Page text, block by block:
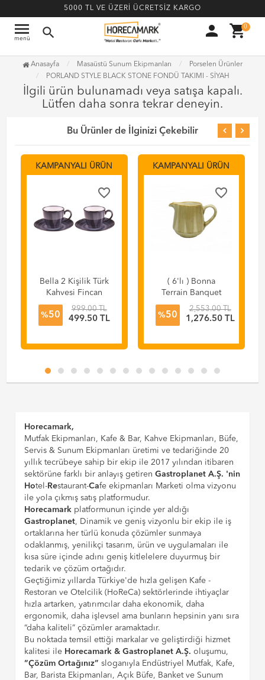
5000 TL VE ÜZERİ ÜCRETSİZ KARGO
menu
menü search person shopping_cart0
Anasayfa Masaüstü Sunum Ekipmanları
Porselen Ürünler
PORLAND STYLE BLACK STONE FONDÜ TAKIMI - SİYAH
İlgili ürün bulunamadı veya satışa kapalı.
Lütfen daha sonra tekrar deneyin.
Bu Ürünler de İlginizi Çekebilir
KAMPANYALI ÜRÜN
favorite_border
Bella 2 Kişilik Türk
Kahvesi Fincan
Takımı Koyu Gri
Taşev T1722
%50
999.00 TL
499.50 TL
KAMPANYALI ÜRÜN
favorite_border
( 6'lı ) Bonna
Terrain Banquet
Sütlük 80CC
ATRBNC02ST
%50
2,553.00 TL
1,276.50 TL
Horecamark,
Mutfak Ekipmanları, Kafe & Bar, Kahve Ekipmanları, Büfe,
Servis & Sunum Ekipmanları üretimi ve tedariğinde 20
yıllık tecrübeye sahip bir ekip ile 2017 yılından itibaren
sektörüne farklı bir anlayış getirenGastroplanet A.Ş. 'nin
Hotel-Restaurant-Cafe ekipmanları Marketi olma vizyonu
ile yola çıkmış satış platformudur.
Horecamark platformunun içinde yer aldığı
Gastroplanet, Dinamik ve geniş vizyonlu bir ekip ile iş
ortaklarına her türlü konuda çözümler sunmaya
odaklanmış, yenilikçi tasarım, ürün ve uygulamaları ile
kısa süre içinde adını geniş kitlelelere duyurmuş bir
tedarik ve çözüm ortağıdır.
Geçtiğimiz yıllarda Türkiye'de hızla gelişen Kafe -
Restoran ve Otelcilik (HoReCa) sektörlerinde ihtiyaçlar
hızla artarken, yatırımcılar daha ekonomik, daha
ergonomik, daha işlevsel ama bunların hepsinin yanı sıra
“daha kaliteli” çözümler aramaktadır.
Bu noktada temsil ettiği markalar ve geliştirdiği hizmet
kalitesi ile Horecamark & Gastroplanet A.Ş. oluşumu,
“Çözüm Ortağınız” sloganıyla Endüstriyel Mutfak, Kafe,
Bar, Barista Ekipmanları, Açık Büfe, Banket ve Sunum